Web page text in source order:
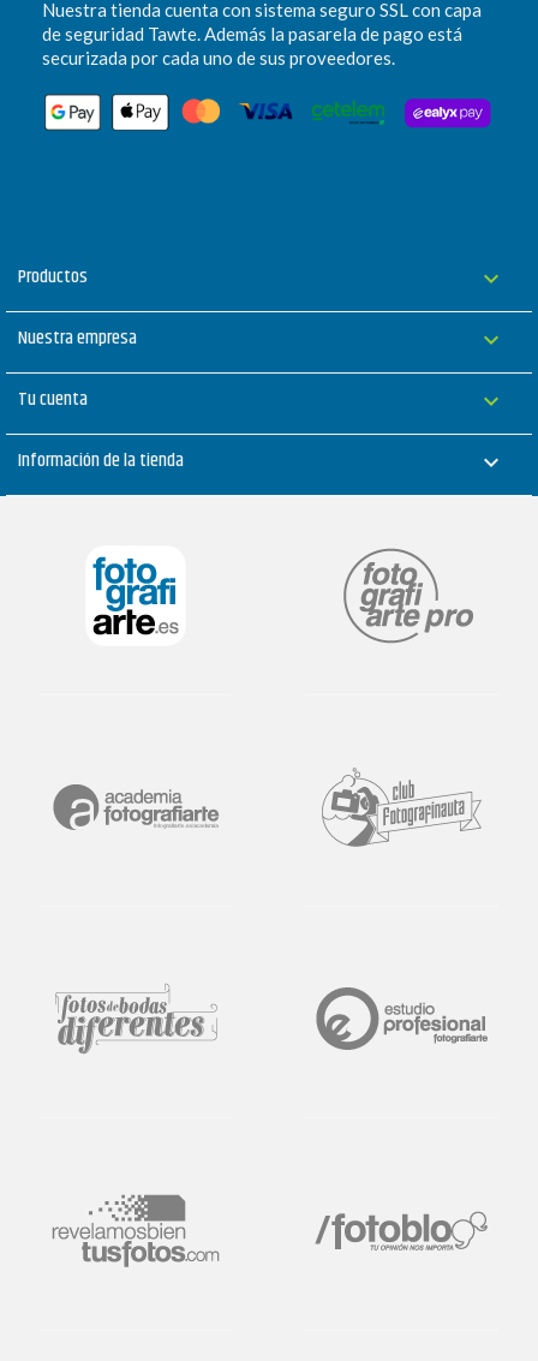
Nuestra tienda cuenta con sistema seguro SSL con capa
de seguridad Tawte. Además la pasarela de pago está
securizada por cada uno de sus proveedores.
Productos 
Nuestra empresa 
Tu cuenta 
Información de la tienda keyboard_arrow_down